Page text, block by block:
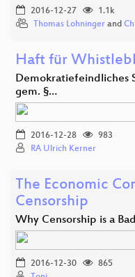
2016-12-27
1.1k
Thomas Lohninger and
Haft für
Demokratiefeindliches
gem. §…
2016-12-28
983
RA Ulrich Kerner
The Economic
Censorship
Why Censorship is a
2016-12-30
865